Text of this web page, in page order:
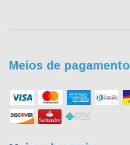
Meios de pagamento